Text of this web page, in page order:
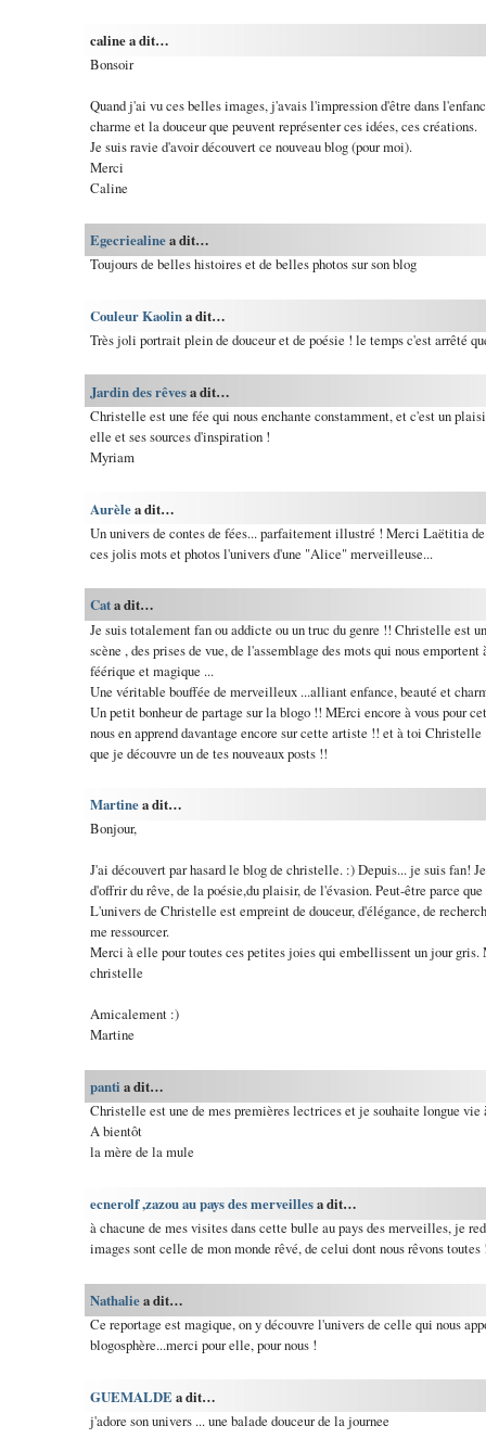
caline a dit…
Bonsoir
Quand j'ai vu ces belles images, j'avais l'impression d'être dans
charme et la douceur que peuvent représenter ces idées, ces créations.
Je suis ravie d'avoir découvert ce nouveau blog (pour moi).
Merci
Caline
Egecriealinea dit…
Toujours de belles histoires et de belles photos sur son blog
Couleur Kaolina dit…
Très joli portrait plein de douceur et de poésie ! le temps c'est arrêté
Jardin des rêvesa dit…
Christelle est une fée qui nous enchante constamment, et c'est un
elle et ses sources d'inspiration !
Myriam
Aurèlea dit…
Un univers de contes de fées... parfaitement illustré ! Merci Laëtitia
ces jolis mots et photos l'univers d'une "Alice" merveilleuse...
Cata dit…
Je suis totalement fan ou addicte ou un truc du genre !! Christelle est
scène , des prises de vue, de l'assemblage des mots qui nous
féérique et magique ...
Une véritable bouffée de merveilleux ...alliant enfance, beauté et
Un petit bonheur de partage sur la blogo !! MErci encore à vous pour
nous en apprend davantage encore sur cette artiste !! et à toi
que je découvre un de tes nouveaux posts !!
Martinea dit…
Bonjour,
J'ai découvert par hasard le blog de christelle. :) Depuis... je suis fan!
d'offrir du rêve, de la poésie,du plaisir, de l'évasion. Peut-être parce
L'univers de Christelle est empreint de douceur, d'élégance, de
me ressourcer.
Merci à elle pour toutes ces petites joies qui embellissent un jour gris.
christelle
Amicalement :)
Martine
panti a dit…
Christelle est une de mes premières lectrices et je souhaite longue vie
A bientôt
la mère de la mule
ecnerolf ,zazou au pays des merveillesa dit…
à chacune de mes visites dans cette bulle au pays des merveilles, je
images sont celle de mon monde rêvé, de celui dont nous rêvons toutes
Nathaliea dit…
Ce reportage est magique, on y découvre l'univers de celle qui nous
blogosphère...merci pour elle, pour nous !
GUEMALDE a dit…
j'adore son univers ... une balade douceur de la journee